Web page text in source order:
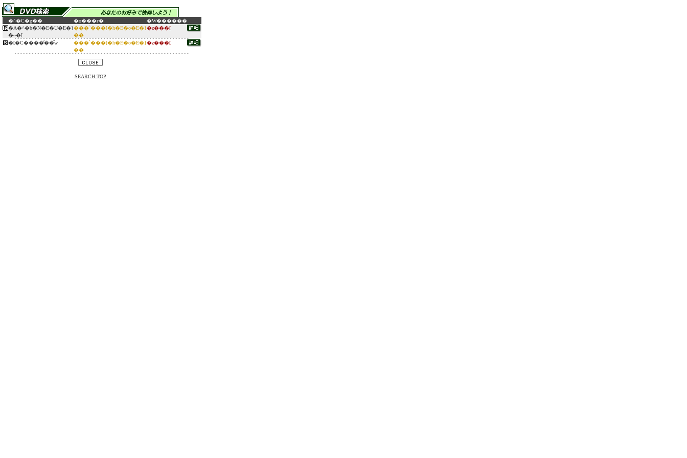
�^�C�g�� �o���ғ�
�W������
�A�^�b�N�E�U�E�}
�~�[
���`���[�h�E�o�E�}
��
�z���[
�[�C����̕��̂w
���`���[�h�E�o�E�}
��
�z���[
SEARCH TOP